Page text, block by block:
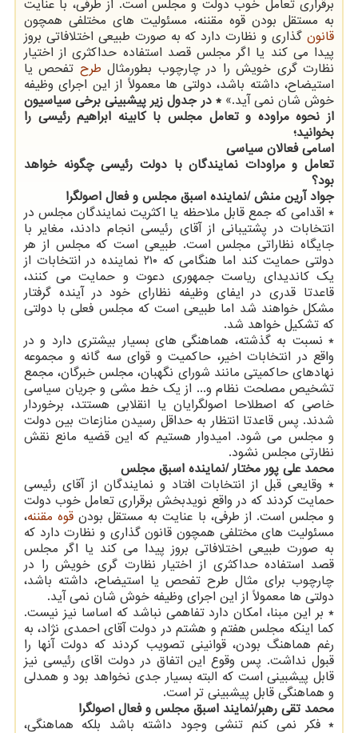
برقراری تعامل خوب دولت و مجلس است. از طرفی، با عنایت
به مستقل بودن قوه مقننه، مسئولیت های مختلفی همچون
قانون گذاری و نظارت دارد که به صورت طبیعی اختلافاتی بروز
پیدا می کند یا اگر مجلس قصد استفاده حداکثری از اختیار
نظارت گری خویش را در چارچوب بطورمثال طرح تفحص یا
استیضاح، داشته باشد، دولتی ها معمولاً از این اجرای وظیفه
خوش شان نمی آید.»* در جدول زیر پیشبینی برخی سیاسیون
از نحوه مراوده و تعامل مجلس با کابینه ابراهیم رئیسی را
بخوانید؛
اسامی فعالان سیاسی
تعامل و مراودات نمایندگان با دولت رئیسی چگونه خواهد
بود؟
جواد آرین منش /نماینده اسبق مجلس و فعال اصولگرا
* اقدامی که جمع قابل ملاحظه یا اکثریت نمایندگان مجلس در
انتخابات در پشتیبانی از آقای رئیسی انجام دادند، مغایر با
جایگاه نظاراتی مجلس است. طبیعی است که مجلس از هر
دولتی حمایت کند اما هنگامی که ۲۱۰ نماینده در انتخابات از
یک کاندیدای ریاست جمهوری دعوت و حمایت می کنند،
قاعدتا قدری در ایفای وظیفه نظارای خود در آینده گرفتار
مشکل خواهند شد اما طبیعی است که مجلس فعلی با دولتی
که تشکیل خواهد شد.
* نسبت به گذشته، هماهنگی های بسیار بیشتری دارد و در
واقع در انتخابات اخیر، حاکمیت و قوای سه گانه و مجموعه
نهادهای حاکمیتی مانند شورای نگهبان، مجلس خبرگان، مجمع
تشخیص مصلحت نظام و... از یک خط مشی و جریان سیاسی
خاصی که اصطلاحا اصولگرایان یا انقلابی هستتد، برخوردار
شدند. پس قاعدتا انتظار به حداقل رسیدن منازعات بین دولت
و مجلس می شود. امیدوار هستیم که این قضیه مانع نقش
نظارتی مجلس نشود.
محمد علی پور مختار /نماینده اسبق مجلس
* وقایعی قبل از انتخابات افتاد و نمایندگان از آقای رئیسی
حمایت کردند که در واقع نویدبخش برقراری تعامل خوب دولت
و مجلس است. از طرفی، با عنایت به مستقل بودن قوه مقننه،
مسئولیت های مختلفی همچون قانون گذاری و نظارت دارد که
به صورت طبیعی اختلافاتی بروز پیدا می کند یا اگر مجلس
قصد استفاده حداکثری از اختیار نظارت گری خویش را در
چارچوب برای مثال طرح تفحص یا استیضاح، داشته باشد،
دولتی ها معمولاً از این اجرای وظیفه خوش شان نمی آید.
* بر این مبنا، امکان دارد تفاهمی نباشد که اساسا نیز نیست.
کما اینکه مجلس هفتم و هشتم در دولت آقای احمدی نژاد، به
رغم هماهنگ بودن، قوانینی تصویب کردند که دولت آنها را
قبول نداشت. پس وقوع این اتفاق در دولت اقای رئیسی نیز
قابل پیشبینی است که البته بسیار جدی نخواهد بود و همدلی
و هماهنگی قابل پیشبینی تر است.
محمد تقی رهبر/نمایند اسبق مجلس و فعال اصولگرا
* فکر نمی کنم تنشی وجود داشته باشد بلکه هماهنگی،